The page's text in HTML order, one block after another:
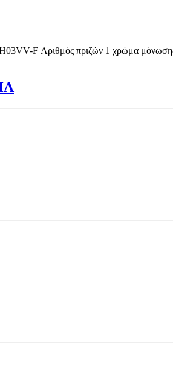
F Αριθμός πριζών 1 χρώμα